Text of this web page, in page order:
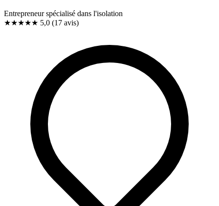
Entrepreneur spécialisé dans l'isolation
★★★★★ 5,0 (17 avis)